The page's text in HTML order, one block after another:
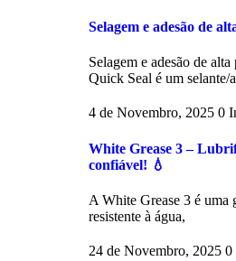
Selagem e adesão de
Selagem e adesão de
Quick Seal é um selante/
4 de Novembro, 2025 0
White Grease 3 –
confiável! 💧
A White Grease 3 é uma
resistente à água,
24 de Novembro, 2025 0